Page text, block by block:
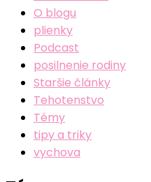
O blogu
plienky
Podcast
posilnenie rodiny
Staršie články
Tehotenstvo
Témy
tipy a triky
vychova